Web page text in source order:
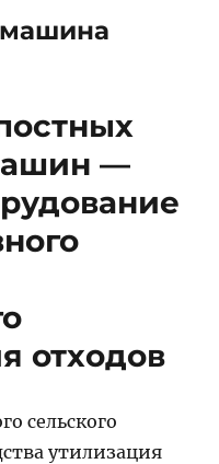
—
отходов
сельского
утилизация